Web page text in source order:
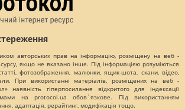
авторських прав на інформацію, розміщену на веб -
якщо не вказано інше. Під інформацією розуміються
фотозображення, малюнки, ящик-шота, скани, відео,
При використанні матеріалів, розміщених на веб -
наявність гіперпосилання відкритого для індексації
на protocol.ua обов`язкове. Під використанням
адаптація, рерайтинг, модифікація тощо.